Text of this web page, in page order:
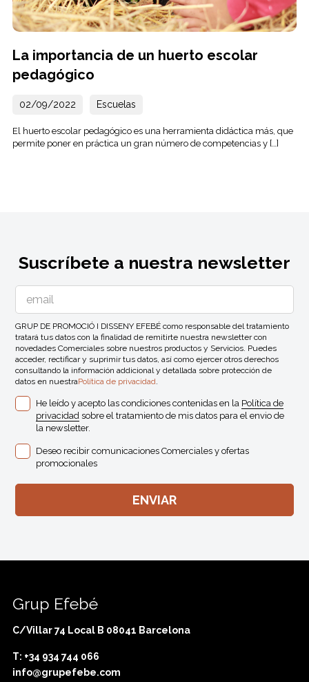
La importancia de un huerto escolar
pedagógico
02/09/2022 Escuelas
El huerto escolar pedagógico es una herramienta didáctica más, que
permite poner en práctica un gran número de competencias y […]
Suscríbete a nuestra newsletter
GRUP DE PROMOCIÓ I DISSENY EFEBÉ como responsable del tratamiento
tratará tus datos con la finalidad de remitirte nuestra newsletter con
novedades Comerciales sobre nuestros productos y Servicios. Puedes
acceder, rectificar y suprimir tus datos, así como ejercer otros derechos
consultando la información addicional y detallada sobre protección de
datos en nuestraPolítica de privacidad.
He leído y acepto las condiciones contenidas en la Política de
privacidad sobre el tratamiento de mis datos para el envio de
la newsletter.
Deseo recibir comunicaciones Comerciales y ofertas
promocionales
Grup Efebé
C/Villar 74 Local B 08041 Barcelona
T: +34 934 744 066
info@grupefebe.com